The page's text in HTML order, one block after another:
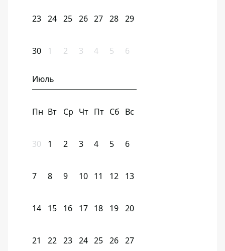
23 24 25 26 27 28 29
30 1 2 3 4 5 6
Июль
Пн Вт Ср Чт Пт Сб Вс
30 1 2 3 4 5 6
7 8 9 10 11 12 13
14 15 16 17 18 19 20
21 22 23 24 25 26 27